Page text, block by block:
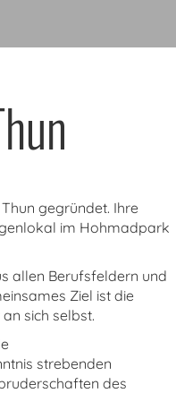
gegründet. Ihre
im Hohmadpark
allen Berufsfeldern und
Ziel ist die
sich selbst.
strebenden
des